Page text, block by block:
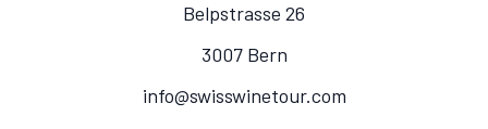
Belpstrasse 26
3007 Bern
info@swisswinetour.com